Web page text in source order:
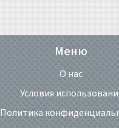
Меню
О нас
Условия
Политика